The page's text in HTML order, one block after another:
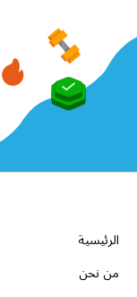
الرئيسية
من نحن